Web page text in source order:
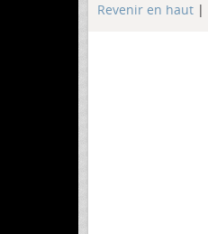
Revenir en haut |